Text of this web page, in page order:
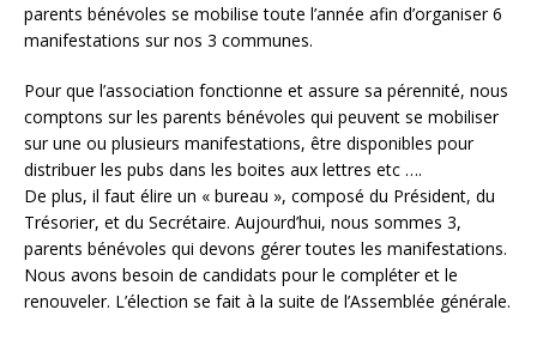
parents bénévoles se mobilise toute l’année afin d’organiser 6
manifestations sur nos 3 communes.
Pour que l’association fonctionne et assure sa pérennité, nous
comptons sur les parents bénévoles qui peuvent se mobiliser
sur une ou plusieurs manifestations, être disponibles pour
distribuer les pubs dans les boites aux lettres etc ….
De plus, il faut élire un « bureau », composé du Président, du
Trésorier, et du Secrétaire. Aujourd’hui, nous sommes 3,
parents bénévoles qui devons gérer toutes les manifestations.
Nous avons besoin de candidats pour le compléter et le
renouveler. L’élection se fait à la suite de l’Assemblée générale.